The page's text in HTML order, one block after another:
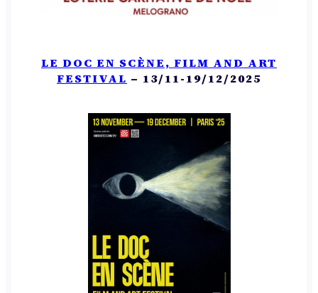
LE DOC EN SCÈNE, FILM AND ART
FESTIVAL – 13/11-19/12/2025